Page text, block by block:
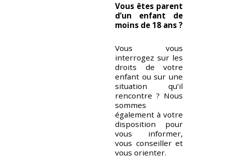
Vous êtes parent
d’un enfant de
moins de 18 ans ?
Vous vous
interrogez sur les
droits de votre
enfant ou sur une
situation qu’il
rencontre ? Nous
sommes
également à votre
disposition pour
vous informer,
vous conseiller et
vous orienter.